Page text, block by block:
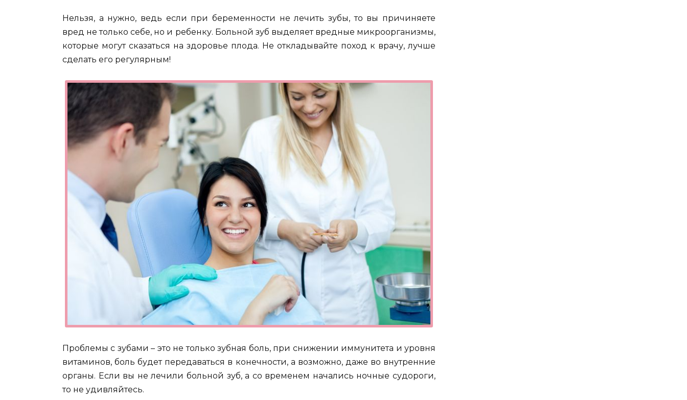
Нельзя, а нужно, ведь если при беременности не лечить зубы, то вы причиняете
вред не только себе, но и ребенку. Больной зуб выделяет вредные микроорганизмы,
которые могут сказаться на здоровье плода. Не откладывайте поход к врачу, лучше
сделать его регулярным!
Проблемы с зубами – это не только зубная боль, при снижении иммунитета и уровня
витаминов, боль будет передаваться в конечности, а возможно, даже во внутренние
органы. Если вы не лечили больной зуб, а со временем начались ночные судороги,
то не удивляйтесь.